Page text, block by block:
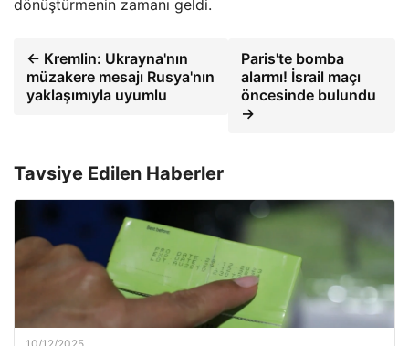
dönüştürmenin zamanı geldi.
← Kremlin: Ukrayna'nın
müzakere mesajı Rusya'nın
yaklaşımıyla uyumlu
Paris'te bomba
alarmı! İsrail maçı
öncesinde bulundu
→
Tavsiye Edilen Haberler